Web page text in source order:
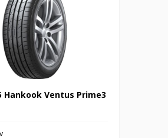
Hankook Ventus Prime3